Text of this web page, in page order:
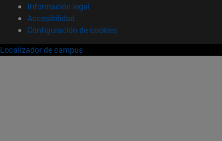
Información legal
Accesibilidad
Configuración de cookies
Localizador de campus